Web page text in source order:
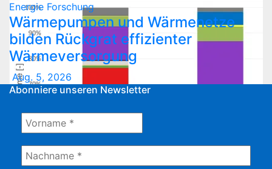
Energie Forschung
Wärmepumpen und Wärmenetze
bilden Rückgrat effizienter
Wärmeversorgung
Aug. 5, 2026
Abonniere unseren Newsletter